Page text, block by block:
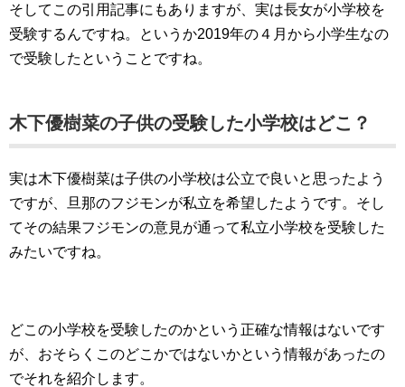
そしてこの引用記事にもありますが、実は長女が小学校を
受験するんですね。というか2019年の４月から小学生なの
で受験したということですね。
木下優樹菜の子供の受験した小学校はどこ？
実は木下優樹菜は子供の小学校は公立で良いと思ったよう
ですが、旦那のフジモンが私立を希望したようです。そし
てその結果フジモンの意見が通って私立小学校を受験した
みたいですね。
どこの小学校を受験したのかという正確な情報はないです
が、おそらくこのどこかではないかという情報があったの
でそれを紹介します。